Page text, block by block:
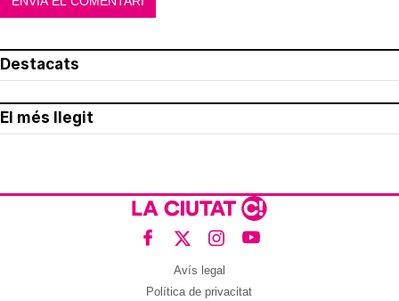
Destacats
El més llegit
Avís legal
Política de privacitat